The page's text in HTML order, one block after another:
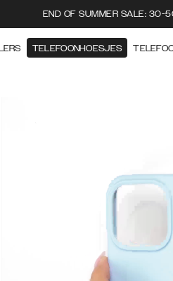
END OF SUMMER SALE: 30-
TELEFOONHOESJES